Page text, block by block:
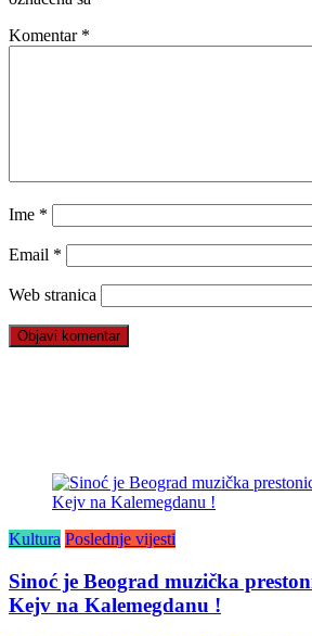
Komentar *
Ime *
Email *
Web stranica
Kultura Poslednje vijesti
Sinoć je Beograd muzička
Kejv na Kalemegdanu !